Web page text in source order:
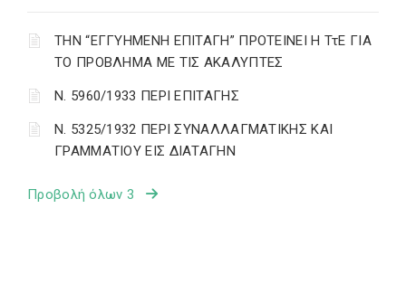
ΤΗΝ “ΕΓΓΥΗΜΕΝΗ ΕΠΙΤΑΓΗ” ΠΡΟΤΕΙΝΕΙ Η ΤτΕ ΓΙΑ
ΤΟ ΠΡΟΒΛΗΜΑ ΜΕ ΤΙΣ ΑΚΑΛΥΠΤΕΣ
Ν. 5960/1933 ΠΕΡΙ ΕΠΙΤΑΓΗΣ
Ν. 5325/1932 ΠΕΡΙ ΣΥΝΑΛΛΑΓΜΑΤΙΚΗΣ ΚΑΙ
ΓΡΑΜΜΑΤΙΟΥ ΕΙΣ ΔΙΑΤΑΓΗΝ
Προβολή όλων 3